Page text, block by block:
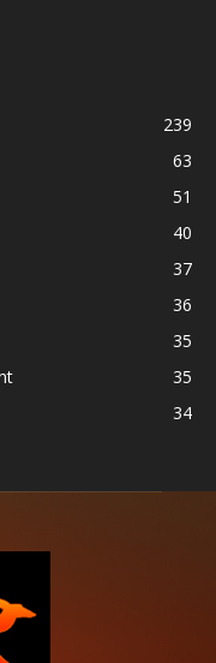
239
63
51
40
37
36
35
35
34